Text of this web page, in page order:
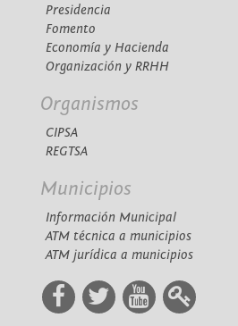
Presidencia
Fomento
Economía y Hacienda
Organización y RRHH
Organismos
CIPSA
REGTSA
Municipios
Información Municipal
ATM técnica a municipios
ATM jurídica a municipios